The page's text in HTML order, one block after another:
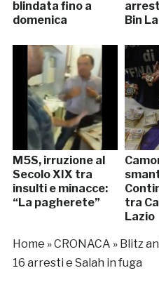
blindata fino a
domenica
Bin
M5S, irruzione al
Secolo XIX tra
insulti e minacce:
“La pagherete”
tra
Lazio
Home »CRONACA » Blitz
16 arresti e Salah in fuga